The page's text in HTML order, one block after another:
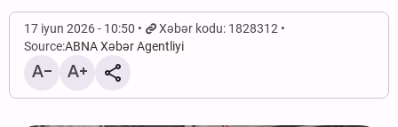
17 iyun 2026 - 10:50
Xəbər kodu: 1828312
Source:ABNA Xəbər Agentliyi